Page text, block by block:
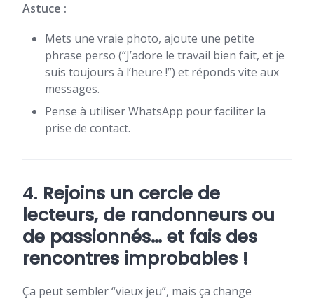
Astuce :
Mets une vraie photo, ajoute une petite
phrase perso (“J’adore le travail bien fait, et je
suis toujours à l’heure !”) et réponds vite aux
messages.
Pense à utiliser WhatsApp pour faciliter la
prise de contact.
4. Rejoins un cercle de
lecteurs, de randonneurs ou
de passionnés… et fais des
rencontres improbables !
Ça peut sembler “vieux jeu”, mais ça change